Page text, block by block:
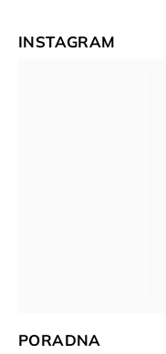
PORADNA
INSTAGRAM